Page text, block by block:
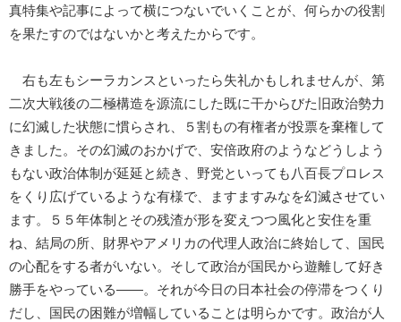
真特集や記事によって横につないでいくことが、何らかの役割
を果たすのではないかと考えたからです。
右も左もシーラカンスといったら失礼かもしれませんが、第
二次大戦後の二極構造を源流にした既に干からびた旧政治勢力
に幻滅した状態に慣らされ、５割もの有権者が投票を棄権して
きました。その幻滅のおかげで、安倍政府のようなどうしよう
もない政治体制が延延と続き、野党といっても八百長プロレス
をくり広げているような有様で、ますますみなを幻滅させてい
ます。５５年体制とその残渣が形を変えつつ風化と安住を重
ね、結局の所、財界やアメリカの代理人政治に終始して、国民
の心配をする者がいない。そして政治が国民から遊離して好き
勝手をやっている――。それが今日の日本社会の停滞をつくり
だし、国民の困難が増幅していることは明らかです。政治が人